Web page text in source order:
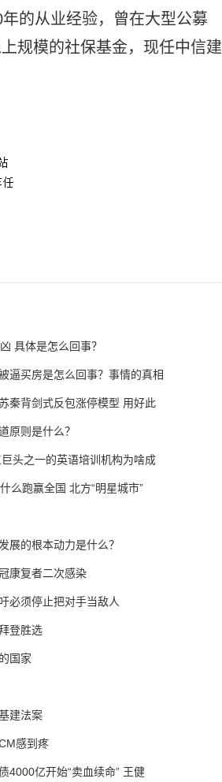
的从业经验，曾在大型公募
规模的社保基金，现任中信建
具体是怎么回事？
逼买房是怎么回事？事情的真相
秦背剑式反包涨停模型 用好此
原则是什么？
头之一的英语培训机构为啥成
么跑赢全国 北方“明星城市”
展的根本动力是什么？
康复者二次感染
必须停止把对手当敌人
登胜选
国家
建法案
感到疼
4000亿开始“卖血续命” 王健